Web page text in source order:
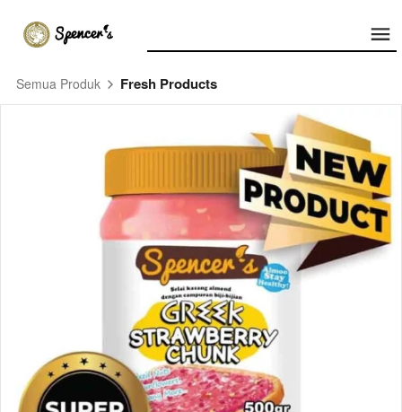
Semua Produk Fresh Products